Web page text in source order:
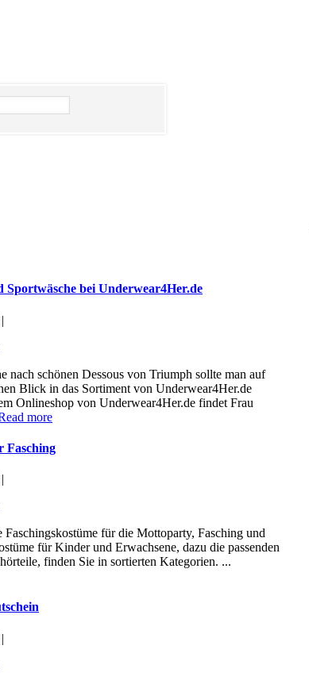
Sportwäsche bei Underwear4Her.de
nach schönen Dessous von Triumph sollte man auf
Blick in das Sortiment von Underwear4Her.de
Onlineshop von Underwear4Her.de findet Frau
more
Fasching
Faschingskostüme für die Mottoparty, Fasching und
für Kinder und Erwachsene, dazu die passenden
finden Sie in sortierten Kategorien. ...